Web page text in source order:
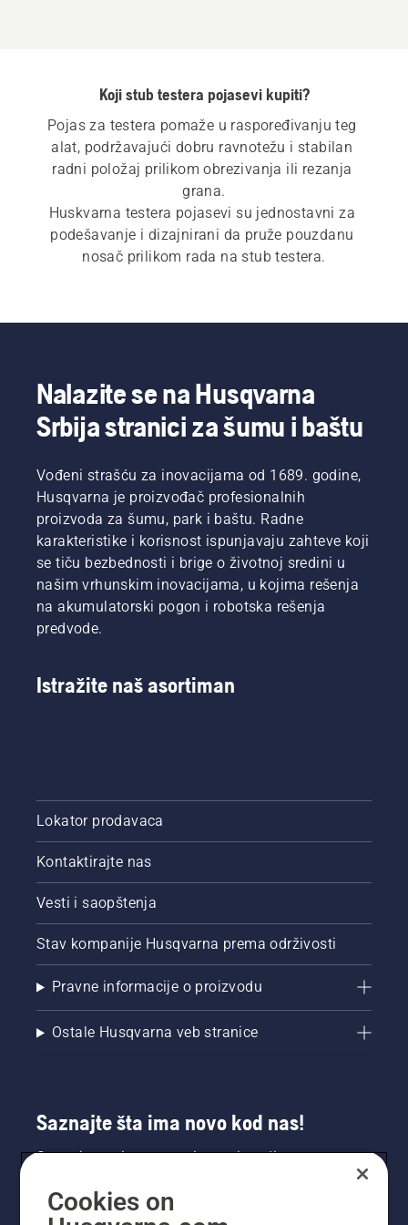
Koji stub testera pojasevi kupiti?
Pojas za testera pomaže u raspoređivanju teg
alat, podržavajući dobru ravnotežu i stabilan
radni položaj prilikom obrezivanja ili rezanja
grana.
Huskvarna testera pojasevi su jednostavni za
podešavanje i dizajnirani da pruže pouzdanu
nosač prilikom rada na stub testera.
Nalazite se na Husqvarna
Srbija stranici za šumu i baštu
Vođeni strašću za inovacijama od 1689. godine,
Husqvarna je proizvođač profesionalnih
proizvoda za šumu, park i baštu. Radne
karakteristike i korisnost ispunjavaju zahteve koji
se tiču bezbednosti i brige o životnoj sredini u
našim vrhunskim inovacijama, u kojima rešenja
na akumulatorski pogon i robotska rešenja
predvode.
Istražite naš asortiman
Lokator prodavaca
Kontaktirajte nas
Vesti i saopštenja
Stav kompanije Husqvarna prema održivosti
Pravne informacije o proizvodu
Ostale Husqvarna veb stranice
Saznajte šta ima novo kod nas!
Saznajte prvi sve o novim proizvodima,
Prijavite se na naš bilten ovde.
Cookies on